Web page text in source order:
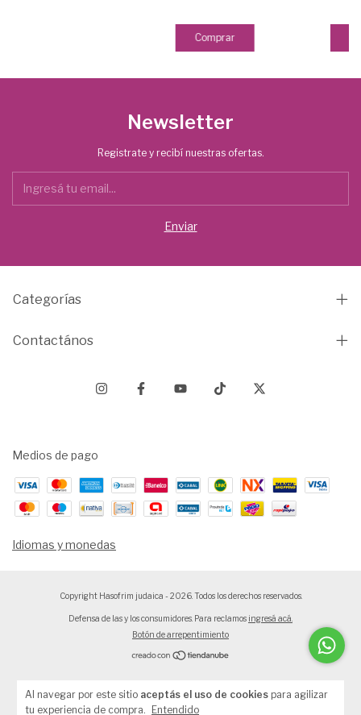
Al navegar por este sitio aceptás el uso de cookies para agilizar
tu experiencia de compra.
Entendido
Newsletter
Registrate y recibí nuestras ofertas.
Categorías
Contactános
Medios de pago
Idiomas y monedas
Copyright Hasofrim judaica - 2026. Todos los derechos reservados.
Defensa de las y los consumidores. Para reclamos ingresá acá.
Botón de arrepentimiento